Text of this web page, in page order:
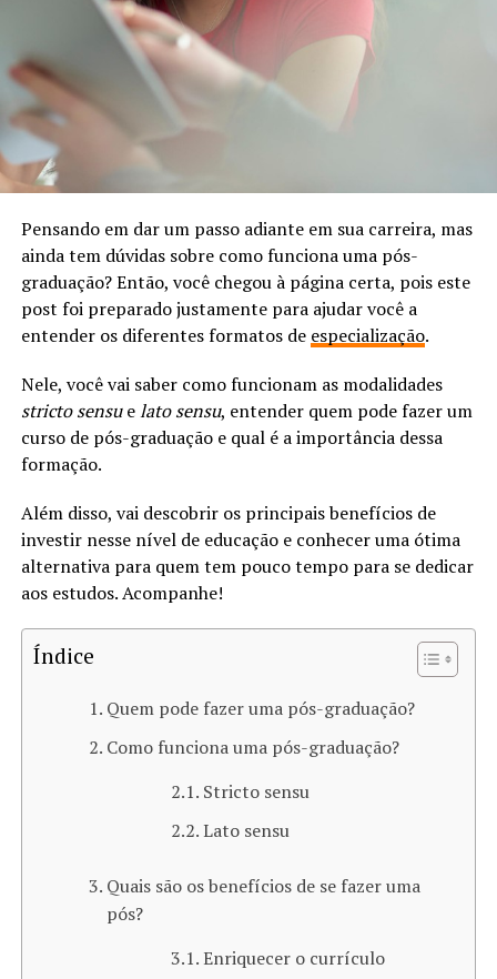
Pensando em dar um passo adiante em sua carreira, mas
ainda tem dúvidas sobre como funciona uma pós-
graduação? Então, você chegou à página certa, pois este
post foi preparado justamente para ajudar você a
entender os diferentes formatos de especialização.
Nele, você vai saber como funcionam as modalidades
stricto sensuelato sensu, entender quem pode fazer um
curso de pós-graduação e qual é a importância dessa
formação.
Além disso, vai descobrir os principais benefícios de
investir nesse nível de educação e conhecer uma ótima
alternativa para quem tem pouco tempo para se dedicar
aos estudos. Acompanhe!
Índice
Quem pode fazer uma pós-graduação?
Como funciona uma pós-graduação?
Stricto sensu
Lato sensu
Quais são os benefícios de se fazer uma
pós?
Enriquecer o currículo